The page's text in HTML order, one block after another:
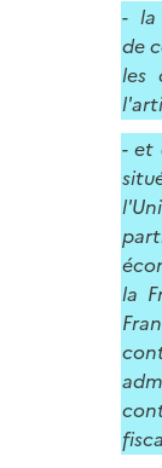
- la
de
les
- et
la